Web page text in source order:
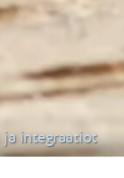
integraatiot